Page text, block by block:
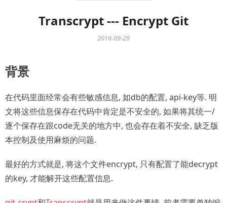
Transcrypt --- Encrypt Git
2016-09-29
背景
在代码里面经常会有些敏感信息, 如db的配置, api-key等. 明
文将这些信息保存在代码中肯定是不安全的, 如果将其统一/
逐个保存在跟code无关的地方中, 也会存在着不安全, 缺乏版
本控制及使用麻烦的问题.
最好的方式就是, 将这个文件encrypt, 只有配置了能decrypt
的key, 才能解开这些配置信息.